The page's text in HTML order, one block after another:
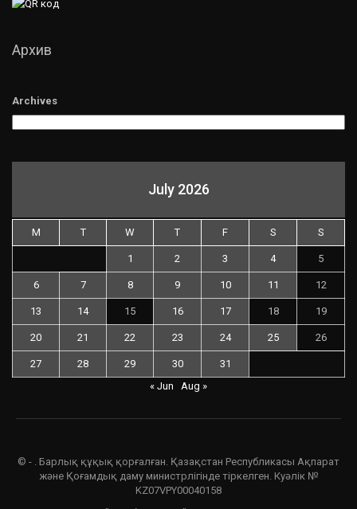
Архив
Archives
July 2026
M T W T F S S
1 2 3 4 5
6 7 8 9 10 11 12
13 14 15 16 17 18 19
20 21 22 23 24 25 26
27 28 29 30
31
« Jun
Aug »
© - . Барлық құқық қорғалған. Қазақстан Республикасы Ақпарат
және Қоғамдық даму министрлігінде тіркелген. Куәлік №
KZ07VPY00040158